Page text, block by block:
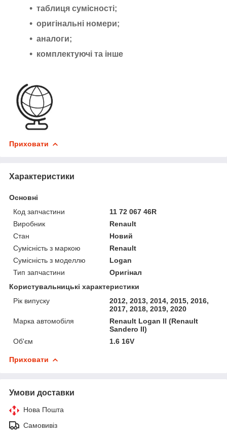
таблиця сумісності;
оригінальні номери;
аналоги;
комплектуючі та інше
Приховати
Характеристики
Основні
Код запчастини
11 72 067 46R
Виробник
Renault
Стан
Новий
Сумісність з маркою
Renault
Сумісність з моделлю
Logan
Тип запчастини
Оригінал
Користувальницькі характеристики
Рік випуску
2012, 2013, 2014, 2015, 2016,
2017, 2018, 2019, 2020
Марка автомобіля
Renault Logan II (Renault
Sandero II)
Об'єм
1.6 16V
Приховати
Умови доставки
Нова Пошта
Самовивіз